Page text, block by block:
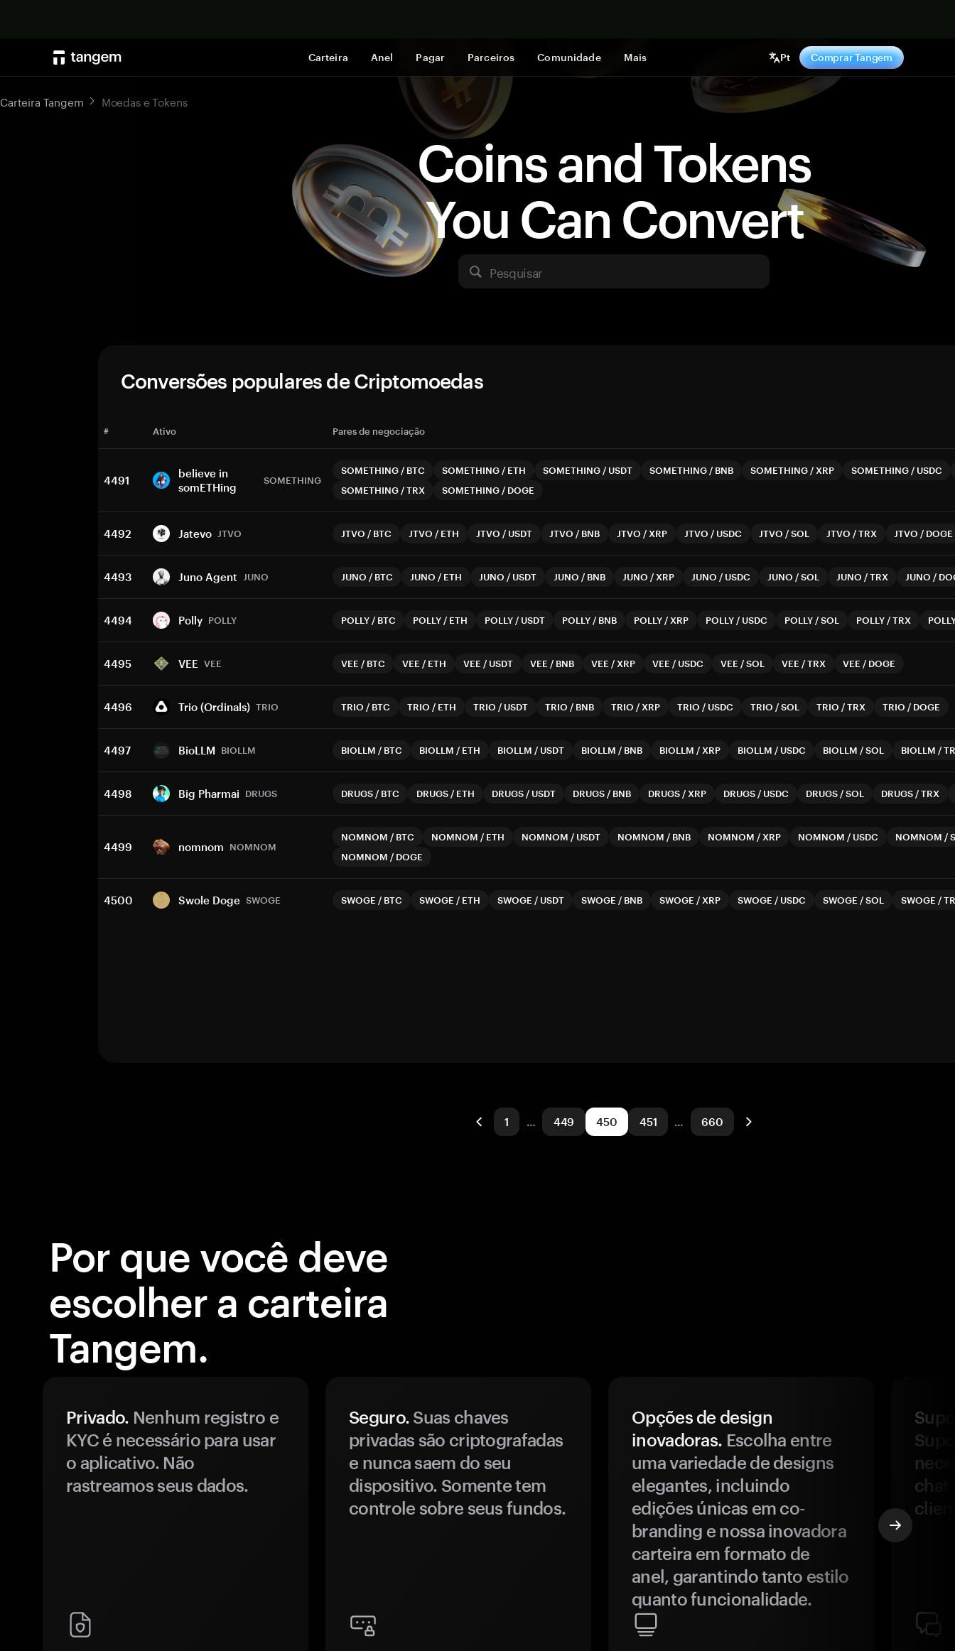
Carteira Anel Pagar Parceiros Comunidade Mais Pt Comprar Tangem
Coins and Tokens
You Can Convert
Pesquisar
Carteira Tangem Moedas e Tokens
Conversões populares de Criptomoedas
# Ativo Pares de negociação
4491
believe in
somETHing
SOMETHING
SOMETHING / BTC SOMETHING / ETH SOMETHING / USDT SOMETHING / BNB SOMETHING / XRP SOMETHING / USDC
SOMETHING /TRX SOMETHING / DOGE
4492 Jatevo JTVO JTVO / BTC JTVO / ETH JTVO / USDT JTVO / BNB JTVO / XRP JTVO / USDC JTVO /SOL JTVO /TRX JTVO / DOGE
4493 Juno Agent JUNO JUNO / BTC JUNO / ETH JUNO / USDT JUNO / BNB JUNO / XRP JUNO / USDC JUNO /SOL JUNO /TRX JUNO /
4494 Polly POLLY POLLY / BTC POLLY / ETH POLLY / USDT POLLY / BNB POLLY / XRP POLLY / USDC POLLY /SOL POLLY /TRX
4495 VEE VEE VEE / BTC VEE / ETH VEE / USDT VEE / BNB VEE / XRP VEE / USDC VEE /SOL VEE /TRX VEE / DOGE
4496 Trio (Ordinals) TRIO TRIO / BTC TRIO / ETH TRIO / USDT TRIO / BNB TRIO / XRP TRIO / USDC TRIO /SOL TRIO /TRX TRIO / DOGE
4497 BioLLM BIOLLM BIOLLM / BTC BIOLLM / ETH BIOLLM / USDT BIOLLM / BNB BIOLLM / XRP BIOLLM / USDC BIOLLM /SOL BIOLLM /
4498 Big Pharmai DRUGS DRUGS / BTC DRUGS / ETH DRUGS / USDT DRUGS / BNB DRUGS / XRP DRUGS / USDC DRUGS /SOL DRUGS /TRX
4499 nomnom NOMNOM
NOMNOM / BTC NOMNOM / ETH NOMNOM / USDT NOMNOM / BNB NOMNOM / XRP NOMNOM / USDC NOMNOM /
NOMNOM / DOGE
4500 Swole Doge SWOGE SWOGE / BTC SWOGE / ETH SWOGE / USDT SWOGE / BNB SWOGE / XRP SWOGE / USDC SWOGE /SOL SWOGE /
1 … 449 450 451 … 660
Por que você deve
escolher a carteira
Tangem.
Privado. Nenhum registro e
KYC é necessário para usar
o aplicativo. Não
rastreamos seus dados.
Seguro. Suas chaves
privadas são criptografadas
e nunca saem do seu
dispositivo. Somente tem
controle sobre seus fundos.
Opções de design
inovadoras. Escolha entre
uma variedade de designs
elegantes, incluindo
edições únicas em co-
branding e nossa inovadora
carteira em formato de
anel, garantindo tanto estilo
quanto funcionalidade.
chat